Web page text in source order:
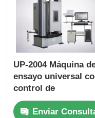
UP-2004 Máquina
ensayo universal
control de
temperatura
inteligente PID para
Enviar